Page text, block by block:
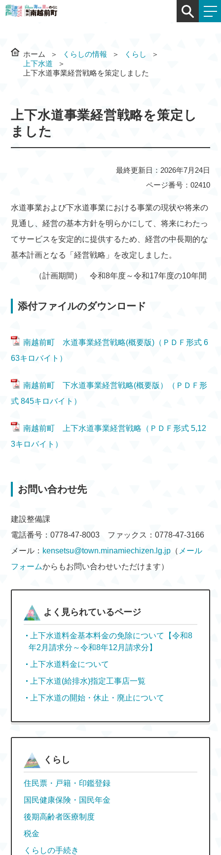
ホーム くらしの情報
くらし
上下水道
上下水道事業経営戦略を策定しました
上下水道事業経営戦略を策定し
ました
最終更新日：2026年7月24日
ページ番号：02410
水道事業および下水道事業における事業の現状や将来の
見通し、経営の基本方針を明らかにして、将来にわたっ
てサービスを安定的に提供するため、経営の中長期的な
基本計画となる「経営戦略」を改定しました。
（計画期間） 令和8年度～令和17年度の10年間
添付ファイルのダウンロード
南越前町 水道事業経営戦略(概要版)（ＰＤＦ形式 6
63キロバイト）
南越前町 下水道事業経営戦略(概要版）（ＰＤＦ形
式 845キロバイト）
南越前町 上下水道事業経営戦略（ＰＤＦ形式 5,12
3キロバイト）
お問い合わせ先
建設整備課
電話番号：0778-47-8003 ファックス：0778-47-3166
メール： kensetsu@town.minamiechizen.lg.jp （ メール
フォームからもお問い合わせいただけます）
よく見られているページ
上下水道料金基本料金の免除について【令和8
年2月請求分～令和8年12月請求分】
上下水道料金について
上下水道(給排水)指定工事店一覧
上下水道の開始・休止・廃止について
くらし
住民票・戸籍・印鑑登録
国民健康保険・国民年金
後期高齢者医療制度
税金
くらしの手続き